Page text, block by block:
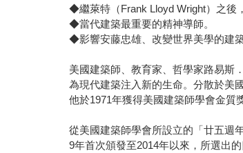
◆繼萊特（Frank Lloyd Wright）之後
◆當代建築最重要的精神導師。
◆影響安藤忠雄、改變世界美學的建築
美國建築師、教育家、哲學家路易斯
為現代建築注入新的生命。分散於美
他於1971年獲得美國建築師學會金質
從美國建築師學會所設立的「廿五週
9年首次頒發至2014年以來，所選出